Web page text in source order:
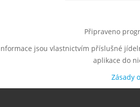
Připraveno
jsou vlastnictvím příslušné
aplikace do
Zásady